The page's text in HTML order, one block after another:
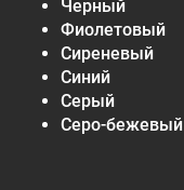
Черный
Фиолетовый
Сиреневый
Синий
Серый
Серо-бежевый